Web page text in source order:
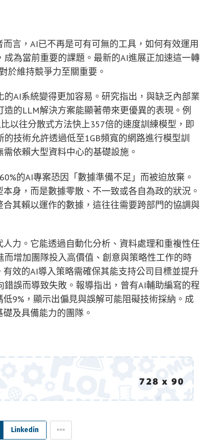
言，AI已不再是可有可無的工具，如何有效運用
為當前重要的課題。最新的AI進展正加速這一轉
於維持競爭力至關重要。
AI系統變得更加容易。研究指出，與缺乏內部業
的LLM解決方案能顯著帶來更優異的表現。例
以往分散式方法快上357倍的速度訓練模型，即
技術允許透過低至1GB頻寬的網路進行模型訓
依賴大型資料中心的基礎設施。
的AI專案恐因「數據準備不足」而被迫放棄。
身，而是數據零散、不一致或各自為政的狀況。
其賴以運作的數據，這往往需要跨部門的協調與
力。它能透過自動化分析、資料處理和重複性任
增加團隊投入高價值、創意與策略性工作的時
效的AI導入策略需確保其能支持公司目標並提升
誤而導致失敗。報導指出，曾有AI輔助編寫的程
9%，顯示出偏見與誤解可能阻礙技術採納。成
及具備能力的團隊。
Linkedin